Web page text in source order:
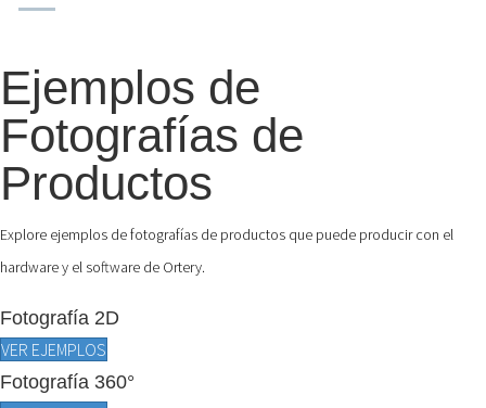
Ejemplos de
Fotografías de
Productos
Explore ejemplos de fotografías de productos que puede producir con el
hardware y el software de Ortery.
Fotografía 2D
VER EJEMPLOS
Fotografía 360°